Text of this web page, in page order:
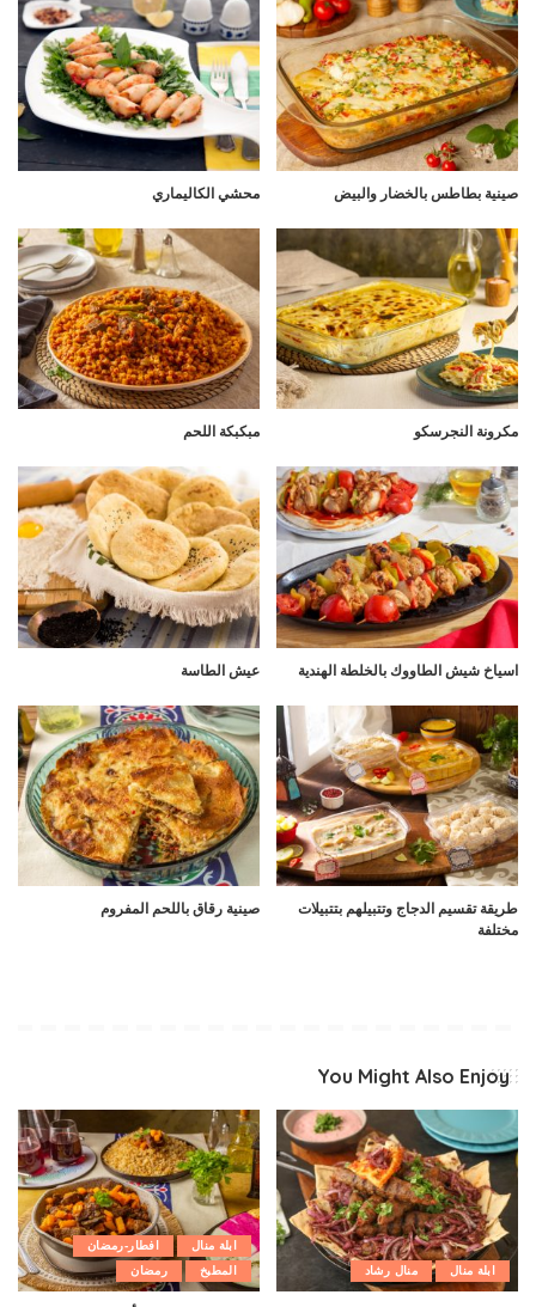
صينية بطاطس بالخضار والبيض محشي الكاليماري
مكرونة النجرسكو مبكبكة اللحم
اسياخ شيش الطاووك بالخلطة الهندية عيش الطاسة
طريقة تقسيم الدجاج وتتبيلهم بتتبيلات
مختلفة
صينية رقاق باللحم المفروم
You Might Also Enjoy
ابلة منال منال رشاد
ابلة منال
افطار-رمضان
المطبخ
رمضان